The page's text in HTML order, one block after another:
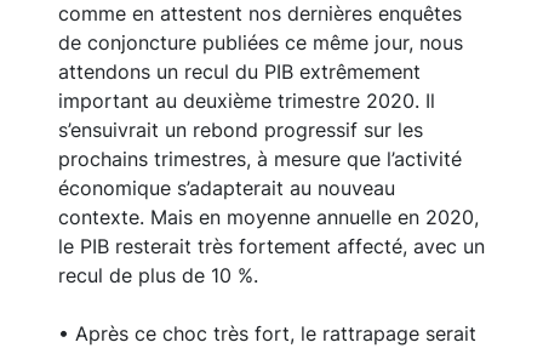
comme en attestent nos dernières enquêtes
de conjoncture publiées ce même jour, nous
attendons un recul du PIB extrêmement
important au deuxième trimestre 2020. Il
s’ensuivrait un rebond progressif sur les
prochains trimestres, à mesure que l’activité
économique s’adapterait au nouveau
contexte. Mais en moyenne annuelle en 2020,
le PIB resterait très fortement affecté, avec un
recul de plus de 10 %.
• Après ce choc très fort, le rattrapage serait